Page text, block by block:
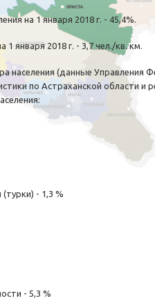
на 1 января 2018 г. - 45,4%.
1 января 2018 г. - 3,7 чел./кв. км.
населения (данные Управления
по Астраханской области и
- 1,3 %
- 5,3 %